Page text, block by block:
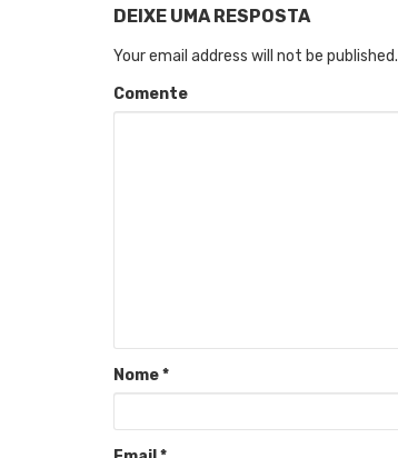
DEIXE UMA RESPOSTA
Your email address will not be published.
Comente
Nome*